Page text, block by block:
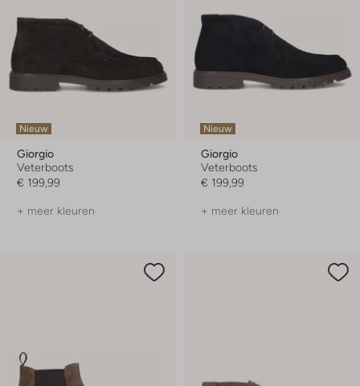
Nieuw
Giorgio
Veterboots
€ 199,99
+ meer kleuren
Nieuw
Giorgio
Veterboots
€ 199,99
+ meer kleuren